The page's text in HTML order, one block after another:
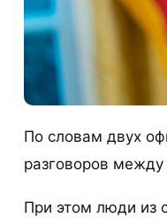
По словам двух
разговоров
При этом люди из